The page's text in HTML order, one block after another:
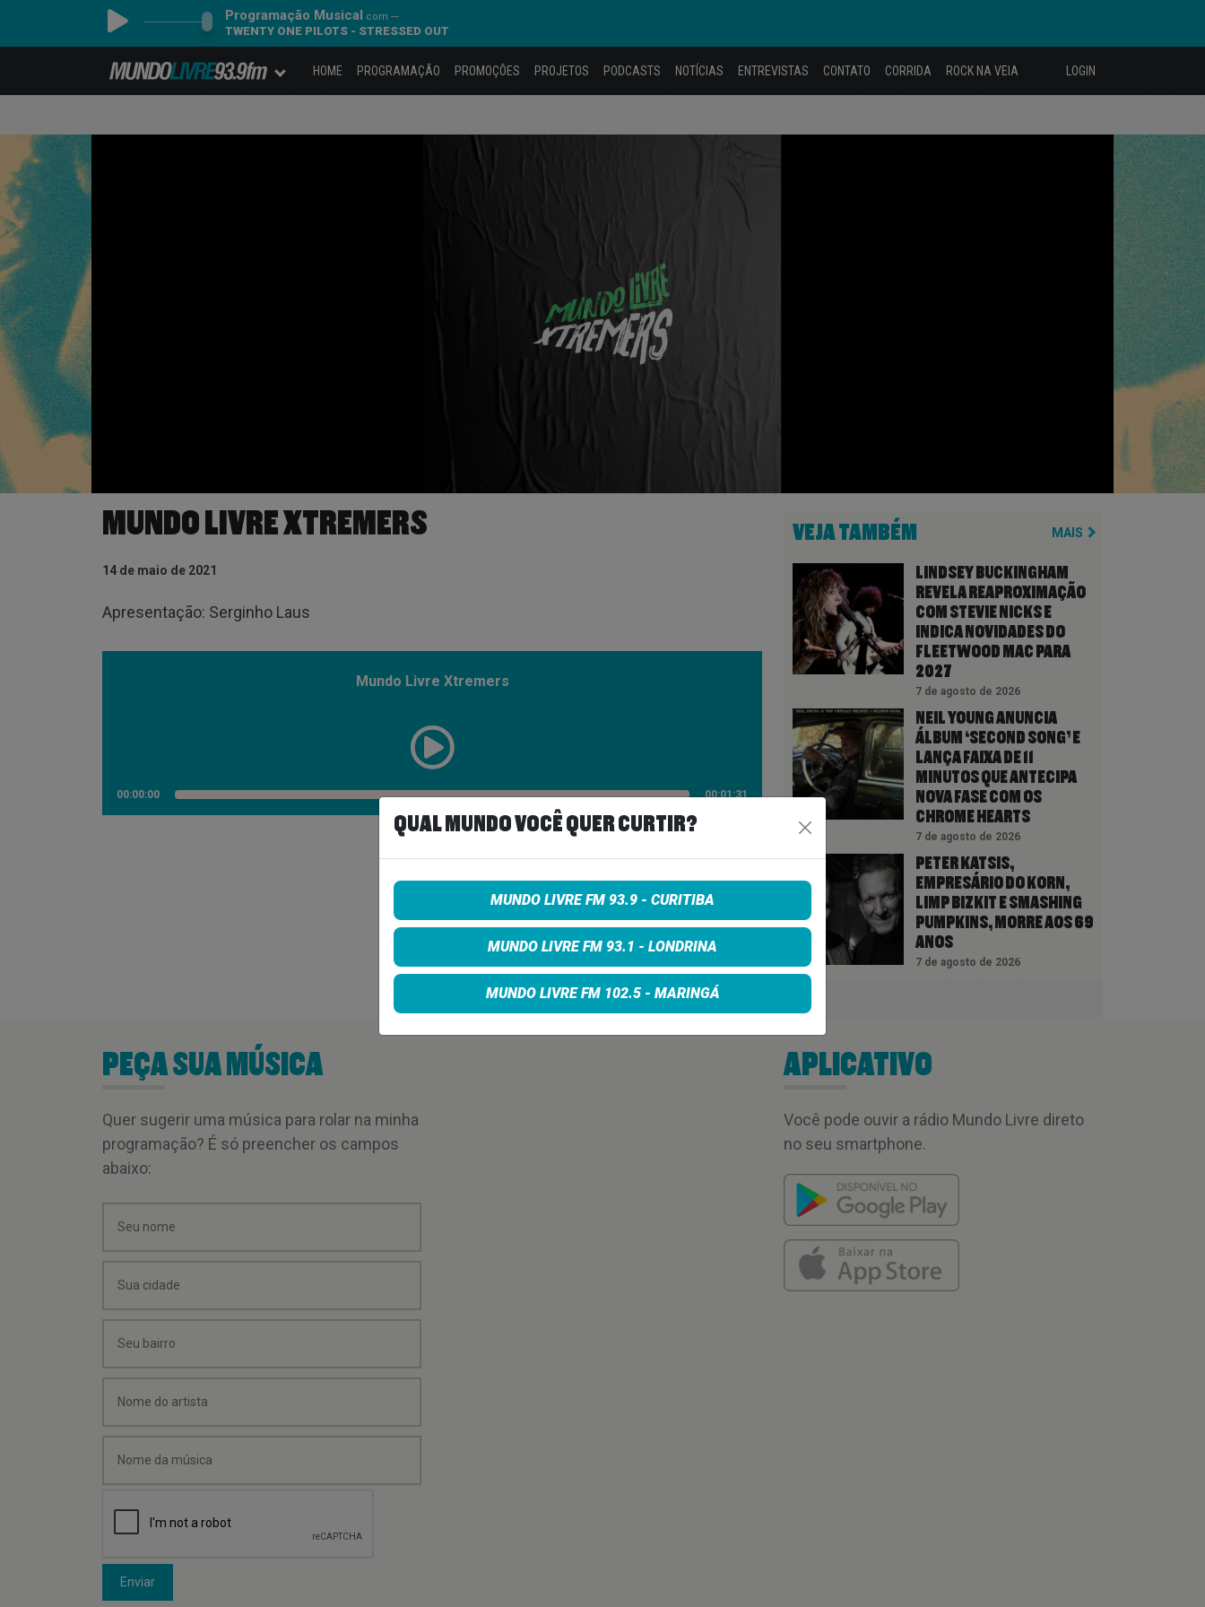
Programação Musical com ---
TWENTY ONE PILOTS - STRESSED OUT
HOME PROGRAMAÇÃO PROMOÇÕES PROJETOS PODCASTS NOTÍCIAS ENTREVISTAS CONTATO CORRIDA ROCK NA VEIA LOGIN
MUNDO LIVRE XTREMERS
14 de maio de 2021
Apresentação: Serginho Laus
Mundo Livre Xtremers
00:00:00 00:01:31
VEJA TAMBÉM MAIS
LINDSEY BUCKINGHAM
REVELA REAPROXIMAÇÃO
COM STEVIE NICKS E
INDICA NOVIDADES DO
FLEETWOOD MAC PARA
2027
7 de agosto de 2026
NEIL YOUNG ANUNCIA
ÁLBUM ‘SECOND SONG’ E
LANÇA FAIXA DE 11
MINUTOS QUE ANTECIPA
NOVA FASE COM OS
CHROME HEARTS
7 de agosto de 2026
PETER KATSIS,
EMPRESÁRIO DO KORN,
LIMP BIZKIT E SMASHING
PUMPKINS, MORRE AOS 69
ANOS
7 de agosto de 2026
PEÇA SUA MÚSICA
Quer sugerir uma música para rolar na minha
programação? É só preencher os campos
abaixo:
Enviar
APLICATIVO
Você pode ouvir a rádio Mundo Livre direto
no seu smartphone.
QUAL MUNDO VOCÊ QUER CURTIR?
MUNDO LIVRE FM 93.9 - CURITIBA
MUNDO LIVRE FM 93.1 - LONDRINA
MUNDO LIVRE FM 102.5 - MARINGÁ